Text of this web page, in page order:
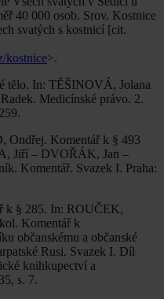
40 000 osob. Srov. Kostnice
svatých s kostnicí [cit.
kostnice>.
tělo. In: TĚŠINOVÁ, Jolana
Medicínské právo. 2.
Ondřej. Komentář k § 493
Jiří – DVOŘÁK, Jan –
Komentář. Svazek I. Praha:
k § 285. In: ROUČEK,
Komentář k
občanskému a občanské
Rusi. Svazek I. Díl
knihkupectví a
s. 7.